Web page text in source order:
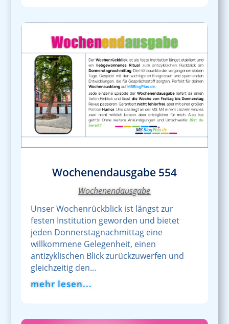
Wochenendausgabe 554
Wochenendausgabe
Unser Wochenrückblick ist längst zur
festen Institution geworden und bietet
jeden Donnerstagnachmittag eine
willkommene Gelegenheit, einen
antizyklischen Blick zurückzuwerfen und
gleichzeitig den...
mehr lesen...